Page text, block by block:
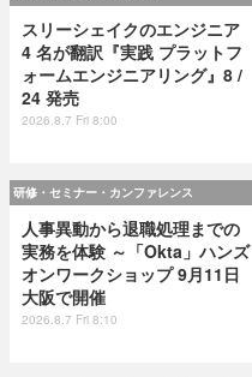
スリーシェイクのエンジニア
4 名が翻訳『実践 プラットフ
ォームエンジニアリング』8 /
24 発売
2026.8.7 Fri 8:00
研修・セミナー・カンファレンス
人事異動から退職処理までの
実務を体験 ～「Okta」ハンズ
オンワークショップ 9月11日
大阪で開催
2026.8.7 Fri 8:10